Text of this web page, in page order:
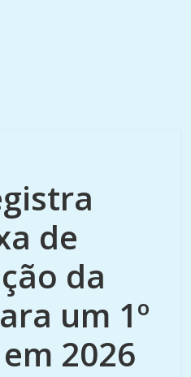
de
da
um 1º
2026